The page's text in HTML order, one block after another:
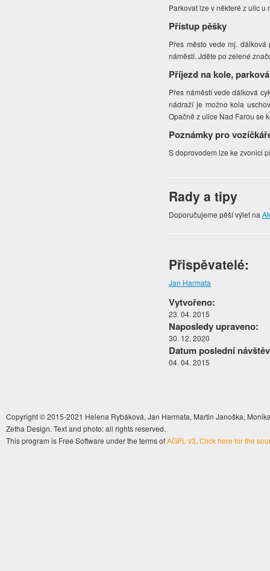
Parkovat lze v některé z ulic u
Přístup pěšky
Přes město vede mj.
náměstí. Jděte po zelené
Příjezd na kole,
Přes náměstí vede dálková
nádraží je možno kola
Opačně z ulice Nad Farou se
Poznámky pro
S doprovodem lze ke zvonici
Rady a tipy
Doporučujeme pěší výlet na
Přispěvatelé:
Jan Harmata
Vytvořeno:
23. 04. 2015
Naposledy upraveno:
30. 12. 2020
Datum poslední
04. 04. 2015
Copyright © 2015-2021 Helena Rybáková, Jan Harmata, Martin Janoška,
Zetha Design. Text and photo: all rights reserved.
This program is Free Software under the terms ofAGPL v3. Click here for the